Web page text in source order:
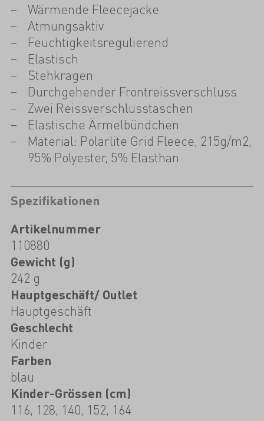
Wärmende Fleecejacke
Atmungsaktiv
Feuchtigkeitsregulierend
Elastisch
Stehkragen
Durchgehender Frontreissverschluss
Zwei Reissverschlusstaschen
Elastische Ärmelbündchen
Material: Polarlite Grid Fleece, 215g/m2,
95% Polyester, 5% Elasthan
Spezifikationen
Artikelnummer
110880
Gewicht (g)
242 g
Hauptgeschäft/ Outlet
Hauptgeschäft
Geschlecht
Kinder
Farben
blau
Kinder-Grössen (cm)
116, 128, 140, 152, 164